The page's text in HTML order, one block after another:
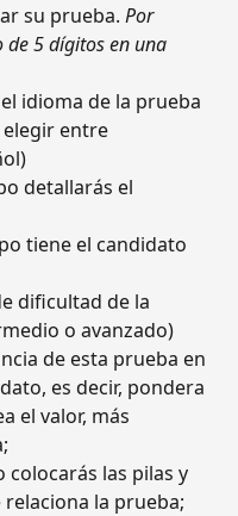
su prueba. Por
5 dígitos en una
el idioma de la prueba
entre
detallarás el
tiene el candidato
dificultad de la
o avanzado)
de esta prueba en
es decir, pondera
el valor, más
colocarás las pilas y
la prueba;